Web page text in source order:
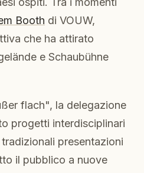
Booth di VOUW,
che ha attirato
e Schaubühne
flach", la delegazione
progetti interdisciplinari
presentazioni
il pubblico a nuove